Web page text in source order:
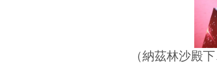
（納茲林沙殿